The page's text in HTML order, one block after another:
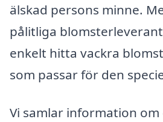
älskad persons minne.
pålitliga
enkelt hitta vackra
som passar för den
Vi samlar information